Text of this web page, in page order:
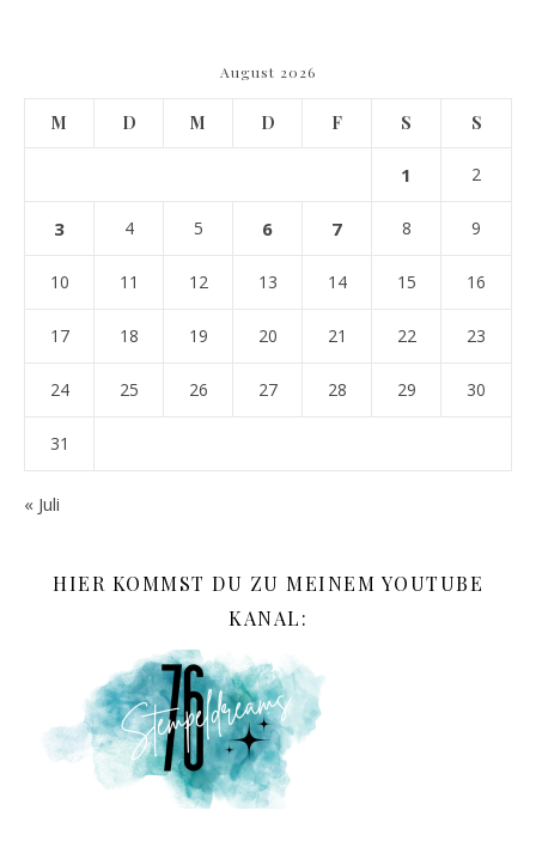
August 2026
M D M D F S S
1 2
3 4 5 6 7 8 9
10 11 12 13 14 15 16
17 18 19 20 21 22 23
24 25 26 27 28 29 30
31
« Juli
HIER KOMMST DU ZU MEINEM YOUTUBE
KANAL: